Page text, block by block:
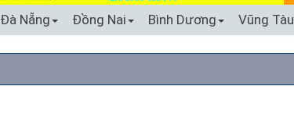
Đà Nẵng Đồng Nai Bình Dương Vũng Tàu